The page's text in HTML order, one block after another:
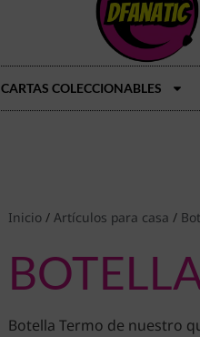
CARTAS COLECCIONABLES
Inicio/ Artículos para casa /
Botella Termo de nuestro